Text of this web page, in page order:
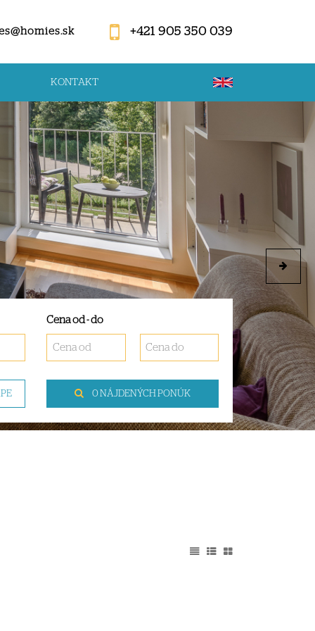
+421 905 350 039
KONTAKT
Cena od - do
0 NÁJDENÝCH PONÚK